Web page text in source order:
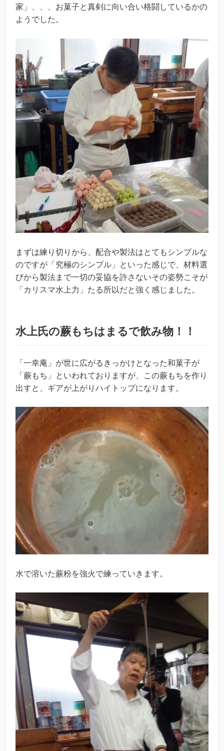
家」、、、お菓子と真剣に向い合い格闘しているかの
ようでした。
まずは練り切りから、配合や製法はとてもシンプルな
のですが「究極のシンプル」といった感じで、材料選
びから製法まで一切の妥協を許さないその姿勢こそが
「カリスマ水上力」たる所以だと強く感じました。
水上氏の蕨もちはまるで飲み物！！
「一幸庵」が世に広がるきっかけとなった和菓子が
「蕨もち」といわれておりますが、この蕨もちを作り
出すと、ギアが上がりハイトップになります。
水で溶いた蕨粉を強火で練っていきます。